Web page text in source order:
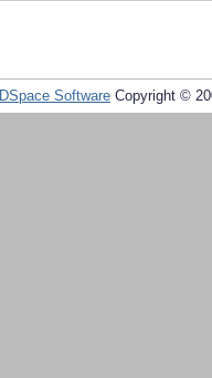
DSpace Software Copyright ©